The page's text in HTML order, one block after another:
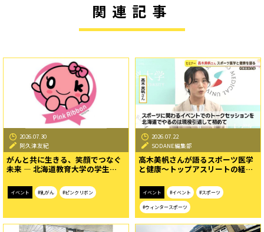
関連記事
2026.07.30
阿久津友紀
がんと共に生きる、笑顔でつなぐ
未来 ― 北海道教育大学の学生…
イベント #乳がん #ピンクリボン
2026.07.22
SODANE編集部
高木美帆さんが語るスポーツ医学
と健康〜トップアスリートの経…
イベント #イベント #スポーツ
#ウィンタースポーツ